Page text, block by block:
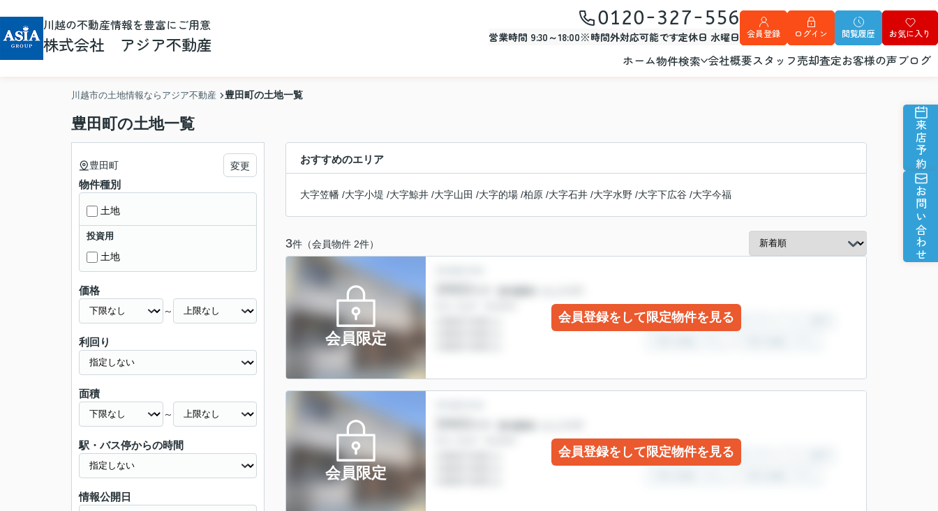
川越の不動産情報を豊富にご用意
株式会社 アジア不動産
0120-327-556
営業時間 9:30～18:00※時間外対応可能です定休日 水曜日 会員登録 ログイン 閲覧履歴 お気に入り
ホーム物件検索 会社概要スタッフ売却査定お客様の声ブログ
来店予約
お問い合わせ
川越市の土地情報ならアジア不動産 豊田町の土地一覧
豊田町の土地一覧
おすすめのエリア
大字笠幡 /大字小堤 /大字鯨井 /大字山田 /大字的場 /柏原 /大字石井 /大字水野 /大字下広谷 /大字今福
3件（会員物件 2件）
会員限定
会員登録をして限定物件を見る
会員限定
会員登録をして限定物件を見る
豊田町 変更
物件種別
土地
投資用
土地
価格
～
利回り
面積
～
駅・バス停からの時間
情報公開日